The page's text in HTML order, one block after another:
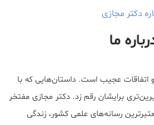
دکتر مجازی
ما
و اتفاقات عجیب است. داستان‌هایی که با
برایشان رقم زد. دکتر مجازی مفتخر
رسانه‌های علمی کشور، زندگی